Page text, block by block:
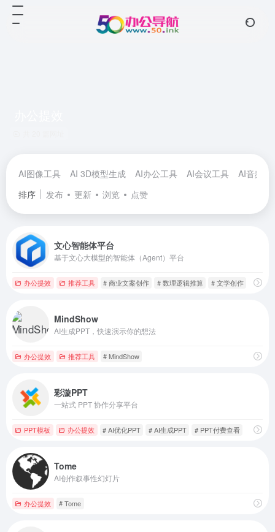
AI图像工具 AI 3D模型生成 AI办公工具 AI会议工具
AI音频工
排序
发布 更新 浏览 点赞
文心智能体平台
基于文心大模型的智能体（Agent）平台
办公提效 推荐工具 # 商业文案创作 # 数理逻辑推算 # 文学创作
MindShow
AI生成PPT，快速演示你的想法
办公提效 推荐工具 # MindShow
彩漩PPT
一站式 PPT 协作分享平台
PPT模板 办公提效 # AI优化PPT # AI生成PPT # PPT付费查看
Tome
AI创作叙事性幻灯片
办公提效 # Tome